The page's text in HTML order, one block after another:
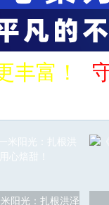
丰富！
阳光：扎根洪泽